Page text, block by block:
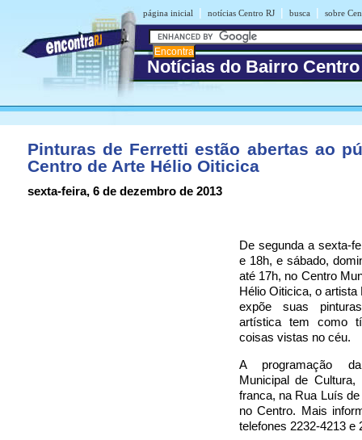
página inicial | notícias Centro RJ | busca | sobre
Notícias do Bairro
Pinturas de Ferretti estão abertas ao
Centro de Arte Hélio Oiticica
sexta-feira, 6 de dezembro de 2013
De segunda a sexta-
e 18h, e sábado,
até 17h, no Centro
Hélio Oiticica, o artista
expõe suas
artística tem como
coisas vistas no céu.
A programação
Municipal de Cultura,
franca, na Rua Luís
no Centro. Mais
telefones 2232-4213 e